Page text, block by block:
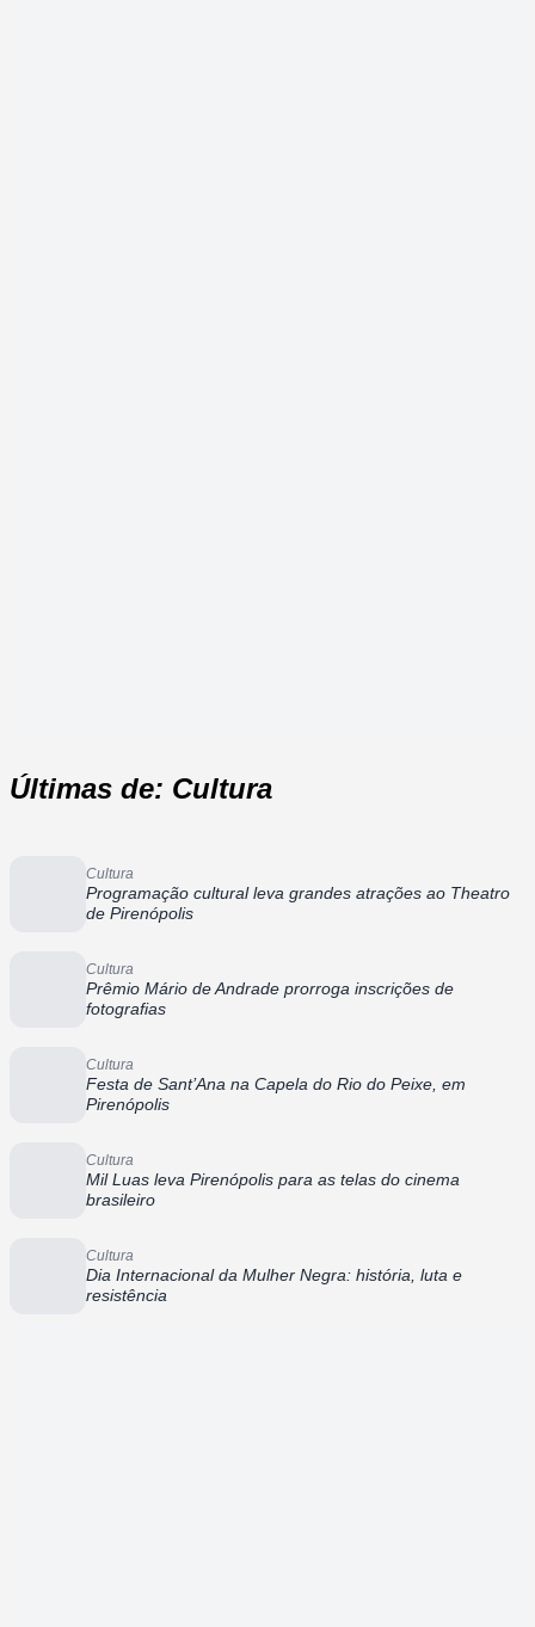
Últimas de: Cultura
Cultura
Programação cultural leva grandes atrações ao Theatro
de Pirenópolis
Cultura
Prêmio Mário de Andrade prorroga inscrições de
fotografias
Cultura
Festa de Sant’Ana na Capela do Rio do Peixe, em
Pirenópolis
Cultura
Mil Luas leva Pirenópolis para as telas do cinema
brasileiro
Cultura
Dia Internacional da Mulher Negra: história, luta e
resistência